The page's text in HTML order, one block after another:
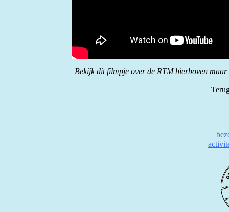
Bekijk dit filmpje over de RTM hierboven